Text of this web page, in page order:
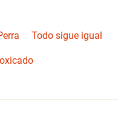
Todo sigue igual